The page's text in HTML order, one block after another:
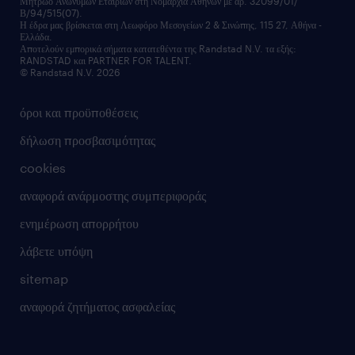
υπηρεσίες redeployment
workforce insights
επικοινώνησε μαζί μας
επικοινώνησε μαζί μας
όροι και προϋποθέσεις
δήλωση προσβασιμότητας
cookies
αναφορά ανάρμοστης συμπεριφοράς
ενημέρωση απορρήτου
λάβετε υπόψη
sitemap
αναφορά ζητήματος ασφαλείας
Β/94/515(07).
Η έδρα μας βρίσκεται στη Λεωφόρο Μεσογείων 2 & Σινώπης, 115 27, Αθήνα -
Ελλάδα.
Αποτελούν εμπορικά σήματα κατατεθέντα της Randstad N.V. τα εξής:
RANDSTAD και PARTNER FOR TALENT.
© Randstad N.V. 2026